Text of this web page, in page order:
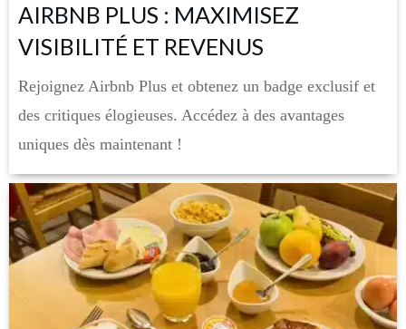
AIRBNB PLUS : MAXIMISEZ
VISIBILITÉ ET REVENUS
Rejoignez Airbnb Plus et obtenez un badge exclusif et
des critiques élogieuses. Accédez à des avantages
uniques dès maintenant !